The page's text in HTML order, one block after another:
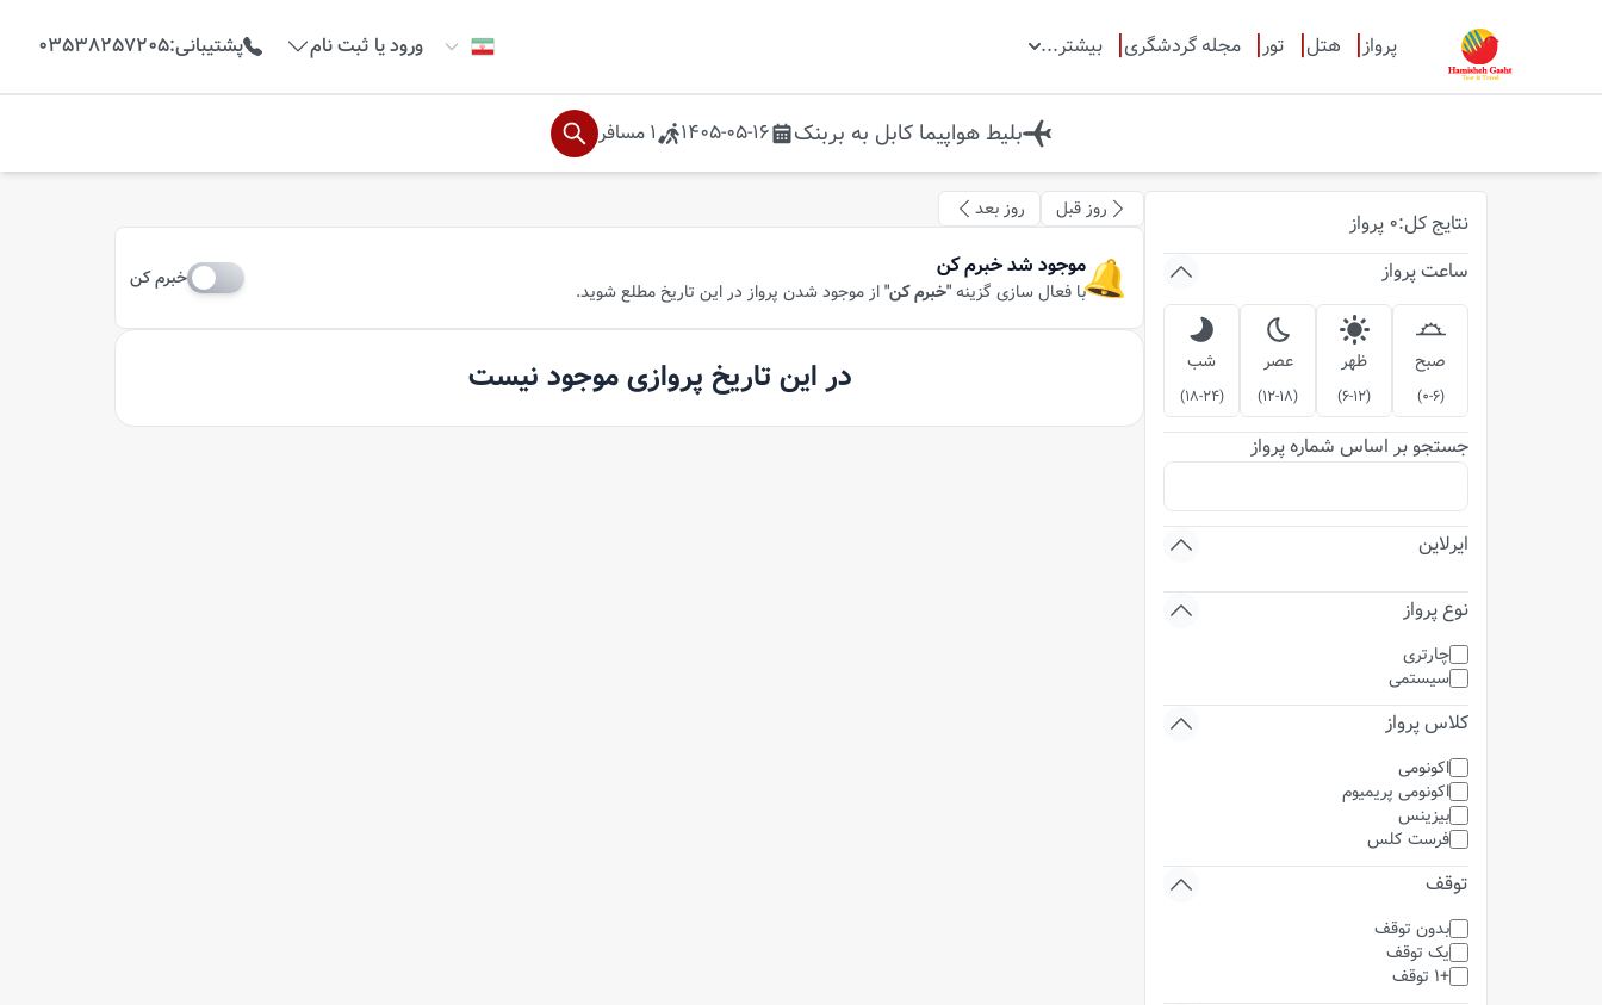
پرواز هتل تور مجله گردشگری بیشتر... ورود یا ثبت نام پشتیبانی:
03538257205
بلیط هواپیما کابل به بربنک 1405-05-16
1 مسافر
نتایج کل:
0 پرواز
ساعت پرواز
صبح
(
0-6
)
ظهر
(
6-12
)
عصر
(
12-18
)
شب
(
18-24
)
جستجو بر اساس شماره پرواز
ایرلاین
نوع پرواز
چارتری
سیستمی
کلاس پرواز
اکونومی
اکونومی پریمیوم
بیزینس
فرست کلس
توقف
بدون توقف
یک توقف
+1 توقف
روز قبل روز بعد
موجود شد خبرم کن
با فعال سازی گزینه"خبرم کن"از موجود شدن پرواز در این تاریخ مطلع شوید.
خبرم کن
در این تاریخ پروازی موجود نیست